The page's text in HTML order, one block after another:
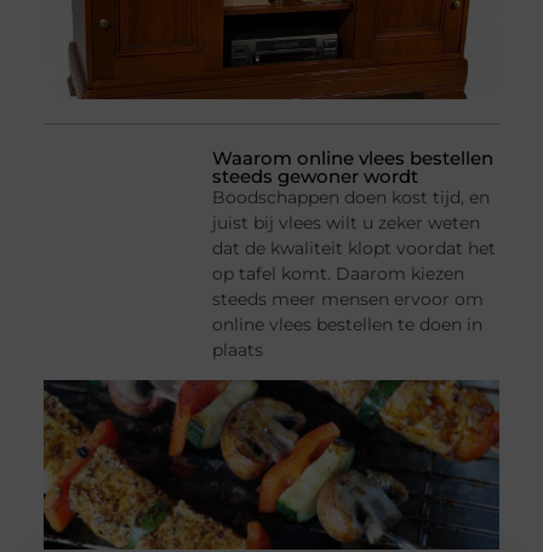
Waarom online vlees bestellen
steeds gewoner wordt
Boodschappen doen kost tijd, en
juist bij vlees wilt u zeker weten
dat de kwaliteit klopt voordat het
op tafel komt. Daarom kiezen
steeds meer mensen ervoor om
online vlees bestellen te doen in
plaats